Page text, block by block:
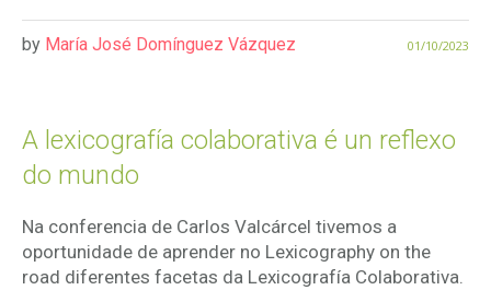
01/10/2023
by María José Domínguez Vázquez
A lexicografía colaborativa é un reflexo
do mundo
Na conferencia de Carlos Valcárcel tivemos a
oportunidade de aprender no Lexicography on the
road diferentes facetas da Lexicografía Colaborativa.